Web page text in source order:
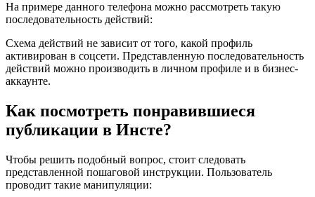
На примере данного телефона можно рассмотреть такую
последовательность действий:
Схема действий не зависит от того, какой профиль
активирован в соцсети. Представленную последовательность
действий можно производить в личном профиле и в бизнес-
аккаунте.
Как посмотреть понравившиеся
публикации в Инсте?
Чтобы решить подобный вопрос, стоит следовать
представленной пошаговой инструкции. Пользователь
проводит такие манипуляции: